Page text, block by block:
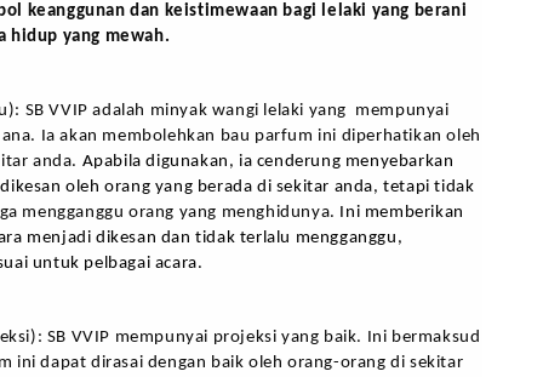
keanggunan dan keistimewaan bagi lelaki yang berani
hidup yang mewah.
SB VVIP adalah minyak wangi lelaki yang  mempunyai
Ia akan membolehkan bau parfum ini diperhatikan oleh
anda. Apabila digunakan, ia cenderung menyebarkan
oleh orang yang berada di sekitar anda, tetapi tidak
mengganggu orang yang menghidunya.
Ini memberikan
menjadi dikesan dan tidak terlalu mengganggu,
untuk pelbagai acara.
SB VVIP mempunyai projeksi yang baik. Ini bermaksud
ini dapat dirasai dengan baik oleh orang-orang di sekitar